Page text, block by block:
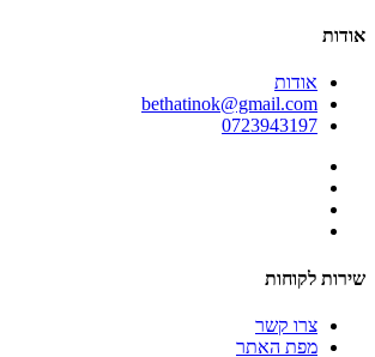
אודות
אודות
bethatinok@gmail.com
0723943197
שירות לקוחות
צרו קשר
מפת האתר